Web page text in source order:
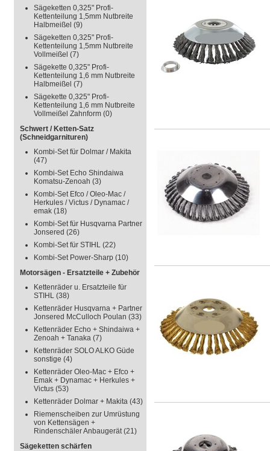
Sägeketten 0,325" Profi-
Kettenteilung 1,5mm Nutbreite
Halbmeißel (9)
Sägeketten 0,325" Profi-
Kettenteilung 1,5mm Nutbreite
Vollmeißel (7)
Sägekette 0,325" Profi-
Kettenteilung 1,6 mm Nutbreite
Halbmeißel (7)
Sägekette 0,325" Profi-
Kettenteilung 1,6 mm Nutbreite
Vollmeißel Zahnform (0)
Schwert / Ketten-Satz
(Schneidgarnituren)
Kombi-Set für Dolmar / Makita
(47)
Kombi-Set Echo Shindaiwa
Komatsu-Zenoah (3)
Kombi-Set Efco / Oleo-Mac /
Herkules / Victus / Dynamac /
emak (18)
Kombi-Set für Husqvarna Partner
Jonsered (26)
Kombi-Set für STIHL (22)
Kombi-Set Power-Sharp (10)
Motorsägen - Ersatzteile + Zubehör
Kettenräder u. Ersatzteile für
STIHL (38)
Kettenräder Husqvarna + Partner
Jonsered McCulloch Poulan (33)
Kettenräder Echo + Shindaiwa +
Zenoah + Tanaka (7)
Kettenräder SOLO ALKO Güde
sonstige (4)
Kettenräder Oleo-Mac + Efco +
Emak + Dynamac + Herkules +
Victus (53)
Kettenräder Dolmar + Makita (43)
Riemenscheiben zur Umrüstung
von Kettensägen +
Rindenschäler Anbaugerät(21)
Sägeketten schärfen